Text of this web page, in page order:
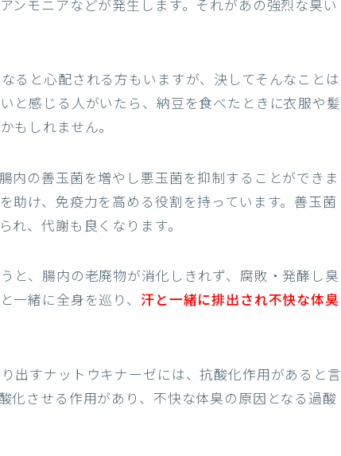
ンモニアなどが発生します。それがあの強烈な臭い
ると心配される方もいますが、決してそんなことは
と感じる人がいたら、納豆を食べたときに衣服や髪
もしれません。
内の善玉菌を増やし悪玉菌を抑制することができま
助け、免疫力を高める役割を持っています。善玉菌
れ、代謝も良くなります。
と、腸内の老廃物が消化しきれず、腐敗・発酵し臭
一緒に全身を巡り、 汗と一緒に排出され不快な体臭
出すナットウキナーゼには、抗酸化作用があると言
化させる作用があり、不快な体臭の原因となる過酸